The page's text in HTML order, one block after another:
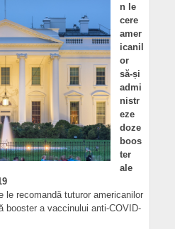
n le
cere
amer
icanil
or
să-și
admi
nistr
eze
doze
boos
ter
ale
le recomandă tuturor americanilor
booster a vaccinului anti-COVID-